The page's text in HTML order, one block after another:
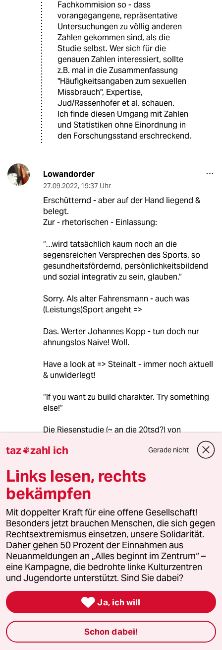
Fachkommision so - dass
vorangegangene, repräsentative
Untersuchungen zu völlig anderen
Zahlen gekommen sind, als die
Studie selbst. Wer sich für die
genauen Zahlen interessiert, sollte
z.B. mal in die Zusammenfassung
"Häufigkeitsangaben zum sexuellen
Missbrauch", Expertise,
Jud/Rassenhofer et al. schauen.
Ich finde diesen Umgang mit Zahlen
und Statistiken ohne Einordnung in
den Forschungsstand erschreckend.
Lowandorder
27.09.2022, 19:37 Uhr
Erschütternd - aber auf der Hand liegend &
belegt.
Zur - rhetorischen - Einlassung:
“…wird tatsächlich kaum noch an die
segensreichen Versprechen des Sports, so
gesundheitsfördernd, persönlichkeitsbildend
und sozial integrativ zu sein, glauben.“
Sorry. Als alter Fahrensmann - auch was
(Leistungs)Sport angeht =>
Das. Werter Johannes Kopp - tun doch nur
ahnungslos Naive! Woll.
Have a look at => Steinalt - immer noch aktuell
& unwiderlegt!
“If you want zu build charakter. Try something
else!“
Die Riesenstudie (~ an die 20tsd?) von
Sport: If You Want to Build Character, Try
Something Else. In: Psychology Today, Vol. 5,
Nr. 5, S. 61–63.
(Pilz, Gunter A. (Hrsg.) (1982): Sport und
körperliche Gewalt. Reinbek: Rowohlt.
Roth, Fritz (2006) zitiert nach => Frieden und
Sport
Claus Tiedemann
sport-geschichte.d...port_2.Auflage.pdf
taz zahl ich Gerade nicht
Links lesen, rechts
bekämpfen
Mit doppelter Kraft für eine offene Gesellschaft!
Besonders jetzt brauchen Menschen, die sich gegen
Rechtsextremismus einsetzen, unsere Solidarität.
Daher gehen 50 Prozent der Einnahmen aus
Neuanmeldungen an „Alles beginnt im Zentrum“ –
eine Kampagne, die bedrohte linke Kulturzentren
und Jugendorte unterstützt. Sind Sie dabei?
 Ja, ich will
Schon dabei!